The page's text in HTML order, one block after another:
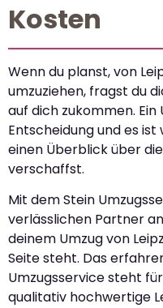
Kosten
Wenn du planst, von
umzuziehen, fragst du
auf dich zukommen.
Entscheidung und es
einen Überblick über
verschaffst.
Mit dem Stein
verlässlichen Partner
deinem Umzug von
Seite steht. Das
Umzugsservice steht
qualitativ hochwertige